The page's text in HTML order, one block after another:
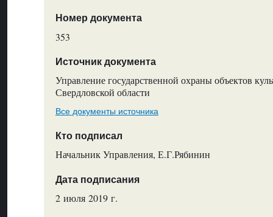
Номер документа
353
Источник документа
Управление государственной охраны объектов
Свердловской области
Все документы источника
Кто подписал
Начальник Управления, Е.Г.Рябинин
Дата подписания
2 июля 2019 г.